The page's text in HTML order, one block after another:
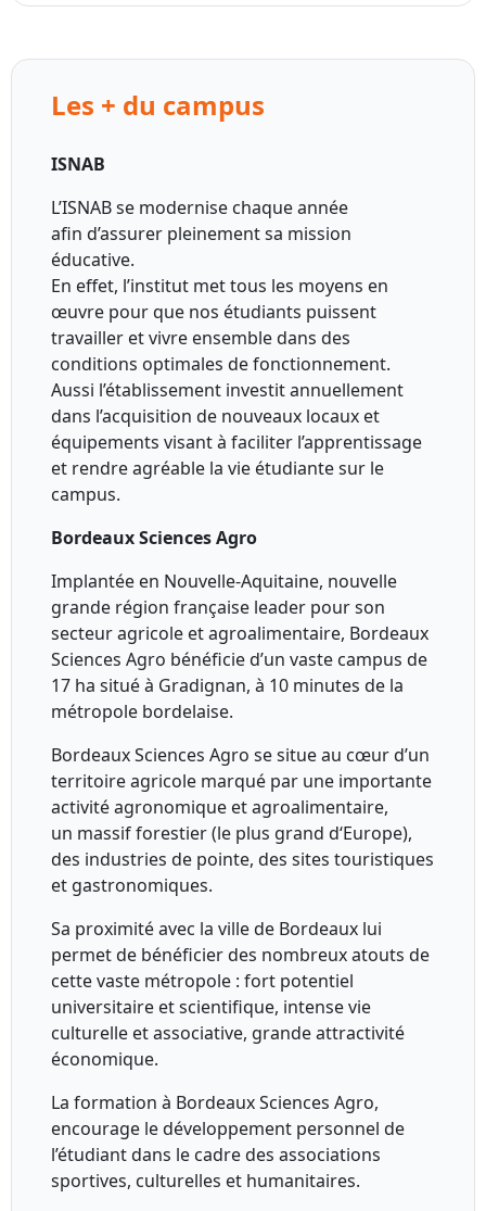
Les + du campus
ISNAB
L’ISNAB se modernise chaque année
afin d’assurer pleinement sa mission
éducative.
En effet, l’institut met tous les moyens en
œuvre pour que nos étudiants puissent
travailler et vivre ensemble dans des
conditions optimales de fonctionnement.
Aussi l’établissement investit annuellement
dans l’acquisition de nouveaux locaux et
équipements visant à faciliter l’apprentissage
et rendre agréable la vie étudiante sur le
campus.
Bordeaux Sciences Agro
Implantée en Nouvelle-Aquitaine, nouvelle
grande région française leader pour son
secteur agricole et agroalimentaire, Bordeaux
Sciences Agro bénéficie d’un vaste campus de
17 ha situé à Gradignan, à 10 minutes de la
métropole bordelaise.
Bordeaux Sciences Agro se situe au cœur d’un
territoire agricole marqué par une importante
activité agronomique et agroalimentaire,
un massif forestier (le plus grand d‘Europe),
des industries de pointe, des sites touristiques
et gastronomiques.
Sa proximité avec la ville de Bordeaux lui
permet de bénéficier des nombreux atouts de
cette vaste métropole : fort potentiel
universitaire et scientifique, intense vie
culturelle et associative, grande attractivité
économique.
La formation à Bordeaux Sciences Agro,
encourage le développement personnel de
l’étudiant dans le cadre des associations
sportives, culturelles et humanitaires.